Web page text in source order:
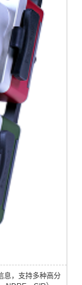
息，支持多种高分